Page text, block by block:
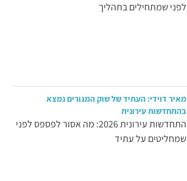
לפני שמתחילים בתהליך
מאיר דוידי: העתיד של שוק המגורים נמצא
בהתחדשות עירונית
התחדשות עירונית 2026: מה אסור לפספס לפני
שמחליטים על עתיד